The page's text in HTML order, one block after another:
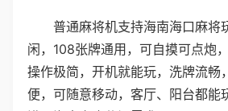
普通麻将机支持海南海口麻将
闲，108张牌通用，可自摸可点炮
操作极简，开机就能玩，洗牌流畅
便，可随意移动，客厅、阳台都能